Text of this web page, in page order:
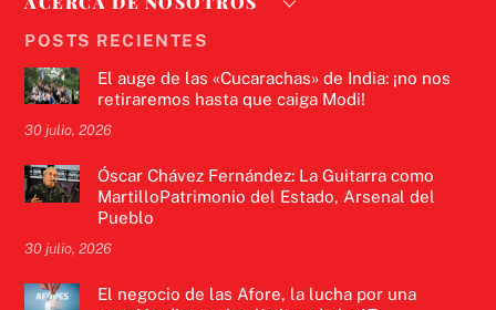
POSTS RECIENTES
El auge de las «Cucarachas» de India: ¡no nos
retiraremos hasta que caiga Modi!
30 julio, 2026
Óscar Chávez Fernández: La Guitarra como
MartilloPatrimonio del Estado, Arsenal del
Pueblo
30 julio, 2026
El negocio de las Afore, la lucha por una